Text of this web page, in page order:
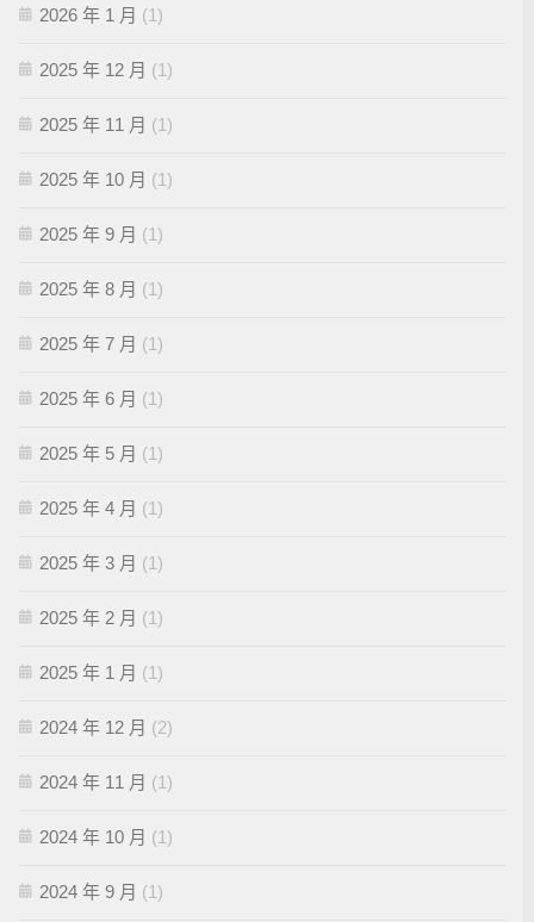
2026 年 1 月 (1)
2025 年 12 月 (1)
2025 年 11 月 (1)
2025 年 10 月 (1)
2025 年 9 月 (1)
2025 年 8 月 (1)
2025 年 7 月 (1)
2025 年 6 月 (1)
2025 年 5 月 (1)
2025 年 4 月 (1)
2025 年 3 月 (1)
2025 年 2 月 (1)
2025 年 1 月 (1)
2024 年 12 月 (2)
2024 年 11 月 (1)
2024 年 10 月 (1)
2024 年 9 月 (1)